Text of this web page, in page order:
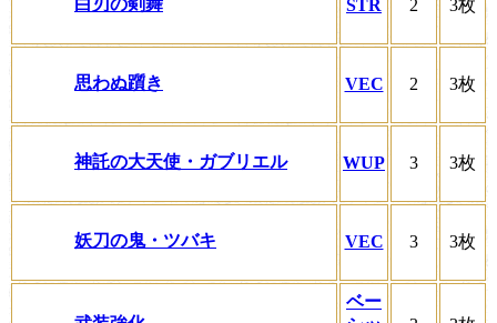
白刃の剣舞 STR 2 3枚
思わぬ躓き VEC 2 3枚
神託の大天使・ガブリエル WUP 3 3枚
妖刀の鬼・ツバキ VEC 3 3枚
ベー